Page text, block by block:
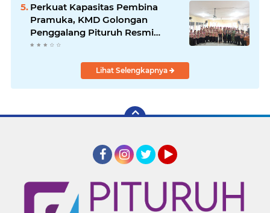
Perkuat Kapasitas Pembina
Pramuka, KMD Golongan
Penggalang Pituruh Resmi
Dimulai
Lihat Selengkapnya